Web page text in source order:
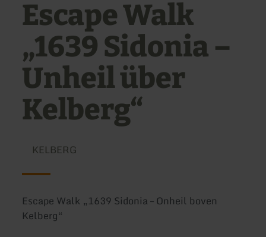
Escape Walk
„1639 Sidonia –
Unheil über
Kelberg“
KELBERG
Escape Walk „1639 Sidonia – Onheil boven
Kelberg“